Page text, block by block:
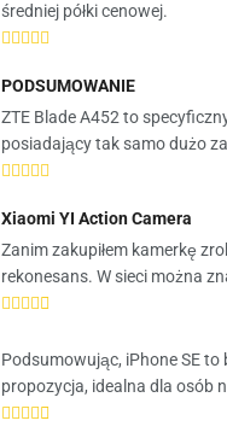
średniej półki cenowej.
PODSUMOWANIE
ZTE Blade A452 to
posiadający tak samo dużo
Xiaomi YI Action Camera
Zanim zakupiłem kamerkę
rekonesans. W sieci można
Podsumowując, iPhone SE to
propozycja, idealna dla osób